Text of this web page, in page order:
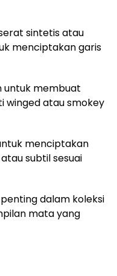
sintetis atau
menciptakan garis
untuk membuat
winged atau smokey
menciptakan
subtil sesuai
dalam koleksi
mata yang